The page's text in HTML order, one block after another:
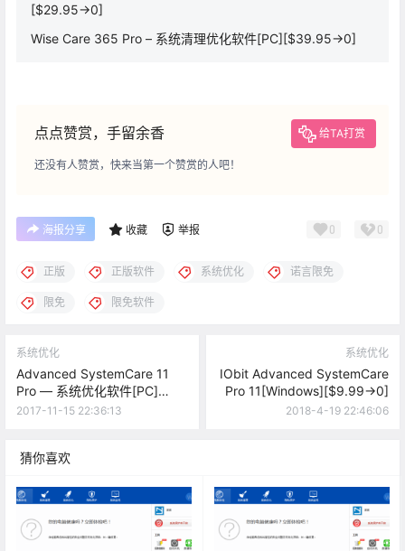
[$29.95→0]
Wise Care 365 Pro – 系统清理优化软件[PC][$39.95→0]
点点赞赏，手留余香 给TA打赏
还没有人赞赏，快来当第一个赞赏的人吧！
海报分享 收藏 举报 0 0
正版 正版软件 系统优化 诺言限免
限免 限免软件
系统优化
Advanced SystemCare 11
Pro — 系统优化软件[PC]
[$9.9→0]
2017-11-15 22:36:13
系统优化
IObit Advanced SystemCare
Pro 11[Windows][$9.99→0]
2018-4-19 22:46:06
猜你喜欢